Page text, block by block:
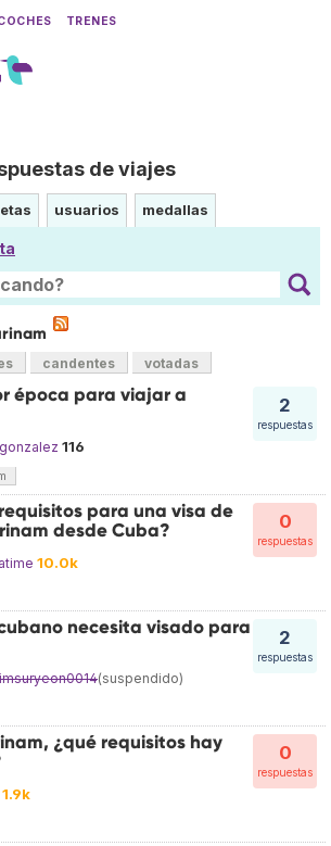
TRENES
de viajes
usuarios medallas
candentes votadas
2
respuestas
época para viajar a
116
0
respuestas
para una visa de
desde Cuba?
10.0k
2
respuestas
necesita visado para
(suspendido)
0
respuestas
¿qué requisitos hay
1.9k